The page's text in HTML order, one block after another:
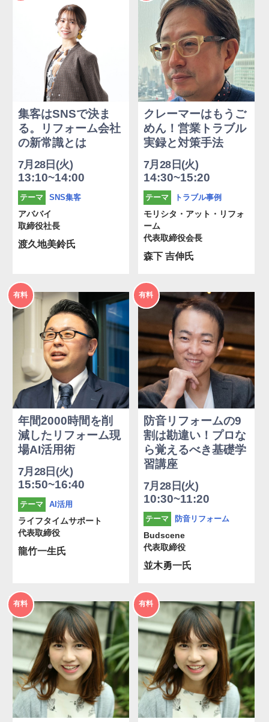
集客はSNSで決ま
る。リフォーム会社
の新常識とは
7月28日(火)
13:10~14:00
テーマ
SNS集客
アババイ
取締役社長
渡久地美鈴氏
クレーマーはもうご
めん！営業トラブル
実録と対策手法
7月28日(火)
14:30~15:20
テーマ
トラブル事例
モリシタ・アット・リフォ
ーム
代表取締役会長
森下 吉伸氏
2026年
度
有料
年間2000時間を削
減したリフォーム現
場AI活用術
7月28日(火)
15:50~16:40
テーマ
AI活用
ライフタイムサポート
代表取締役
龍竹一生氏
2026年
度
有料
防音リフォームの9
割は勘違い！プロな
ら覚えるべき基礎学
習講座
7月28日(火)
10:30~11:20
テーマ
防音リフォーム
Budscene
代表取締役
並木勇一氏
2026年
度
有料
2026年
度
有料